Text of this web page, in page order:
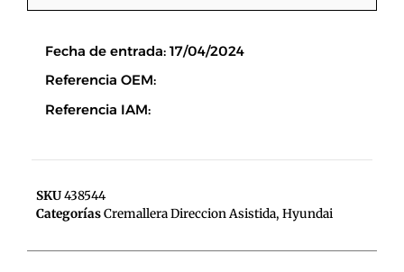
Fecha de entrada: 17/04/2024
Referencia OEM:
Referencia IAM:
SKU438544
CategoríasCremallera Direccion Asistida, Hyundai